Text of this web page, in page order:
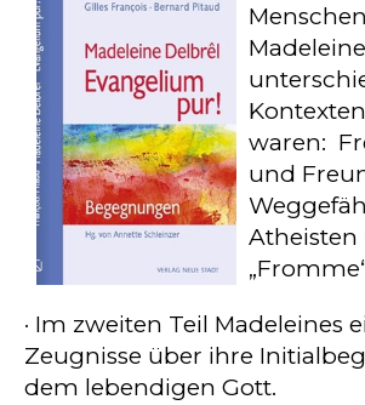
waren:
und
Atheisten
· Im zweiten Teil Madeleines
Zeugnisse über ihre
dem lebendigen Gott.